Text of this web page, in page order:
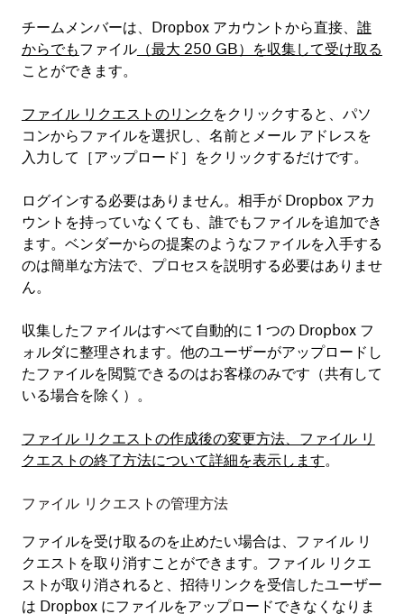
チームメンバーは、Dropbox アカウントから直接、 誰
からでもファイル（最大 250 GB）を収集して受け取る
ことができます。
ファイル リクエストのリンク をクリックすると、パソ
コンからファイルを選択し、名前とメール アドレスを
入力して［アップロード ］をクリックするだけです。
ログインする必要はありません。相手が Dropbox アカ
ウントを持っていなくても、誰でもファイルを追加でき
ます。ベンダーからの提案のようなファイルを入手する
のは簡単な方法で、プロセスを説明する必要はありませ
ん。
収集したファイルはすべて自動的に 1 つの Dropbox フ
ォルダに整理されます。他のユーザーがアップロードし
たファイルを閲覧できるのはお客様のみです（共有して
いる場合を除く）。
ファイル リクエストの作成後の変更方法、ファイル リ
クエストの終了方法について詳細を表示します。
ファイル リクエストの管理方法
ファイルを受け取るのを止めたい場合は、ファイル リ
クエストを取り消すことができます。ファイル リクエ
ストが取り消されると、招待リンクを受信したユーザー
は Dropbox にファイルをアップロードできなくなりま